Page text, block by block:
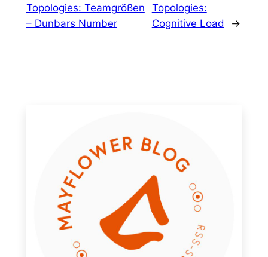
Topologies: Teamgrößen
– Dunbars Number
Topologies:
Cognitive Load
→